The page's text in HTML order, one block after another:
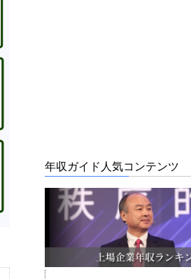
年収ガイド人気コンテンツ